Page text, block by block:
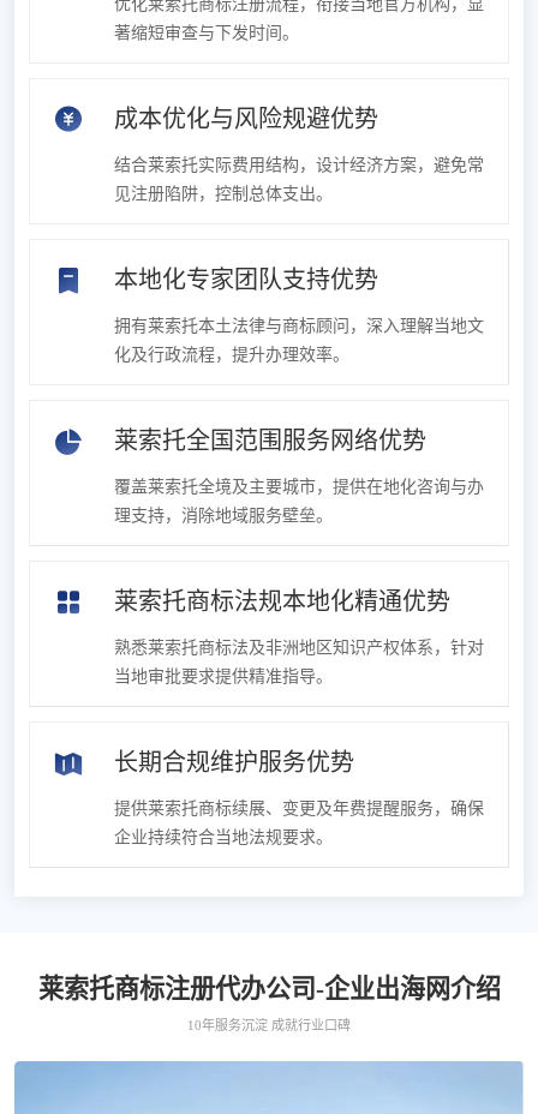
优化莱索托商标注册流程，衔接当地官方机构，显
著缩短审查与下发时间。
成本优化与风险规避优势
结合莱索托实际费用结构，设计经济方案，避免常
见注册陷阱，控制总体支出。
本地化专家团队支持优势
拥有莱索托本土法律与商标顾问，深入理解当地文
化及行政流程，提升办理效率。
莱索托全国范围服务网络优势
覆盖莱索托全境及主要城市，提供在地化咨询与办
理支持，消除地域服务壁垒。
莱索托商标法规本地化精通优势
熟悉莱索托商标法及非洲地区知识产权体系，针对
当地审批要求提供精准指导。
长期合规维护服务优势
提供莱索托商标续展、变更及年费提醒服务，确保
企业持续符合当地法规要求。
莱索托商标注册代办公司-企业出海网介绍
10年服务沉淀 成就行业口碑